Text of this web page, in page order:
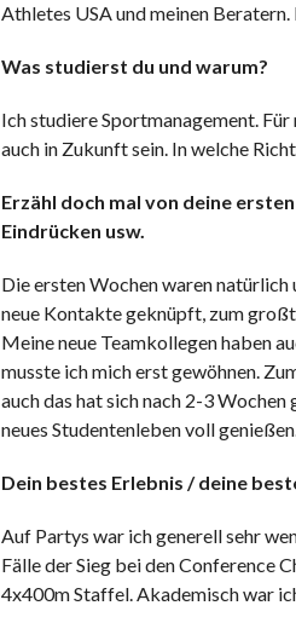
Athletes USA und meinen
Was studierst du und warum?
Ich studiere Sportmanagement.
auch in Zukunft sein. In welche
Erzähl doch mal von deine
Eindrücken usw.
Die ersten Wochen waren
neue Kontakte geknüpft, zum
Meine neue Teamkollegen haben
musste ich mich erst gewöhnen.
auch das hat sich nach 2-3 Wochen
neues Studentenleben voll
Dein bestes Erlebnis / deine
Auf Partys war ich generell sehr
Fälle der Sieg bei den Conference
4x400m Staffel. Akademisch war